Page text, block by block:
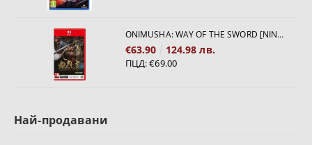
ONIMUSHA: WAY OF THE SWORD [NINTENDO SWITCH 2]
€63.90 124.98 лв.
ПЦД:€69.00
Най-продавани